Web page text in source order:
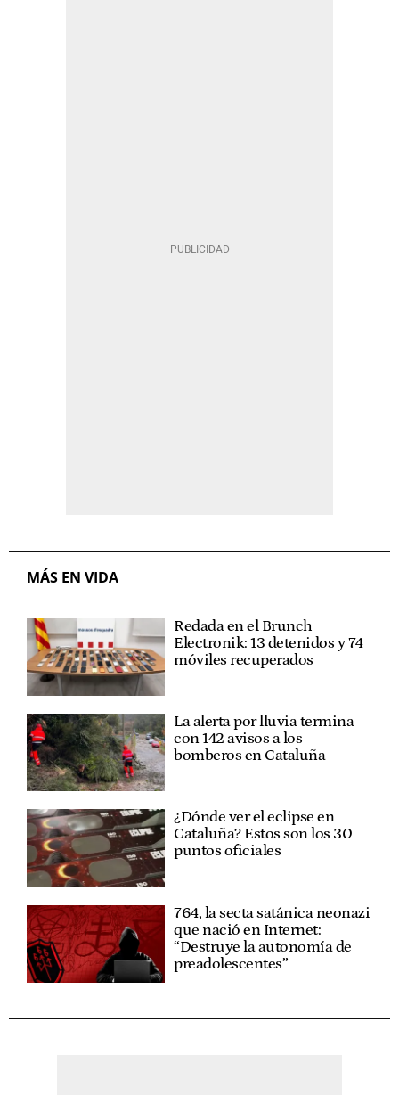
MÁS EN VIDA
Redada en el Brunch
Electronik: 13 detenidos y 74
móviles recuperados
La alerta por lluvia termina
con 142 avisos a los
bomberos en Cataluña
¿Dónde ver el eclipse en
Cataluña? Estos son los 30
puntos oficiales
764, la secta satánica neonazi
que nació en Internet:
“Destruye la autonomía de
preadolescentes”